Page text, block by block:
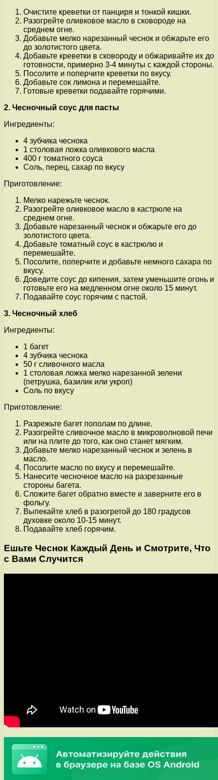
Очистите креветки от панциря и тонкой кишки.
Разогрейте оливковое масло в сковороде на
среднем огне.
Добавьте мелко нарезанный чеснок и обжарьте его
до золотистого цвета.
Добавьте креветки в сковороду и обжаривайте их до
готовности, примерно 3-4 минуты с каждой стороны.
Посолите и поперчите креветки по вкусу.
Добавьте сок лимона и перемешайте.
Готовые креветки подавайте горячими.
2. Чесночный соус для пасты
Ингредиенты:
4 зубчика чеснока
1 столовая ложка оливкового масла
400 г томатного соуса
Соль, перец, сахар по вкусу
Приготовление:
Мелко нарежьте чеснок.
Разогрейте оливковое масло в кастрюле на
среднем огне.
Добавьте нарезанный чеснок и обжарьте его до
золотистого цвета.
Добавьте томатный соус в кастрюлю и
перемешайте.
Посолите, поперчите и добавьте немного сахара по
вкусу.
Доведите соус до кипения, затем уменьшите огонь и
готовьте его на медленном огне около 15 минут.
Подавайте соус горячим с пастой.
3. Чесночный хлеб
Ингредиенты:
1 багет
4 зубчика чеснока
50 г сливочного масла
1 столовая ложка мелко нарезанной зелени
(петрушка, базилик или укроп)
Соль по вкусу
Приготовление:
Разрежьте багет пополам по длине.
Разогрейте сливочное масло в микроволновой печи
или на плите до того, как оно станет мягким.
Добавьте мелко нарезанный чеснок и зелень в
масло.
Посолите масло по вкусу и перемешайте.
Нанесите чесночное масло на разрезанные
стороны багета.
Сложите багет обратно вместе и заверните его в
фольгу.
Выпекайте хлеб в разогретой до 180 градусов
духовке около 10-15 минут.
Подавайте хлеб горячим.
Ешьте Чеснок Каждый День и Смотрите, Что
с Вами Случится